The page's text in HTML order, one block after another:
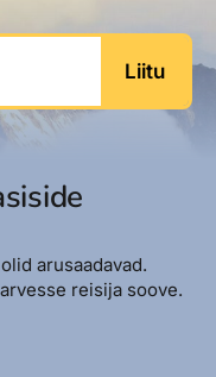
Liitu
arusaadavad.
reisija soove.